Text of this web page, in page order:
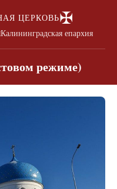
ЦЕРКОВЬ✠
Калининградская епархия
режиме)